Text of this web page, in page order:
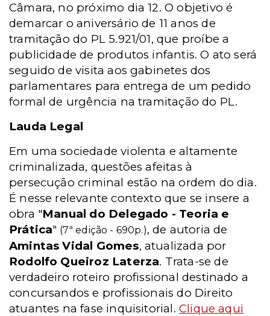
Câmara, no próximo dia 12. O objetivo é
demarcar o aniversário de 11 anos de
tramitação do PL 5.921/01, que proíbe a
publicidade de produtos infantis. O ato será
seguido de visita aos gabinetes dos
parlamentares para entrega de um pedido
formal de urgência na tramitação do PL.
Lauda Legal
Em uma sociedade violenta e altamente
criminalizada, questões afeitas à
persecução criminal estão na ordem do dia.
É nesse relevante contexto que se insere a
obra "Manual do Delegado - Teoria e
Prática" (7ª edição - 690p.), de autoria de
Amintas Vidal Gomes, atualizada por
Rodolfo Queiroz Laterza. Trata-se de
verdadeiro roteiro profissional destinado a
concursandos e profissionais do Direito
atuantes na fase inquisitorial. Clique aqui